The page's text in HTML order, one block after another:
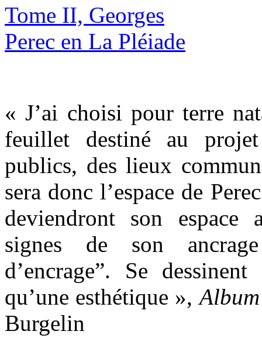
« J’ai choisi pour terre
feuillet destiné au
publics, des lieux
sera donc l’espace de
deviendront son espace
signes de son
d’encrage”. Se
qu’une esthétique »,
Burgelin